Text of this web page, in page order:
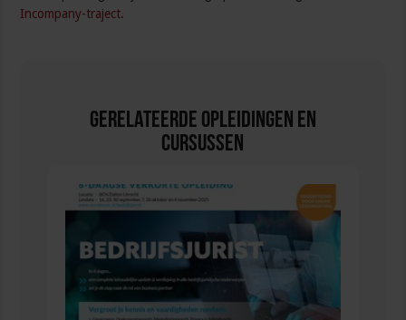
Incompany-traject.
Gerelateerde Opleidingen en
Cursussen